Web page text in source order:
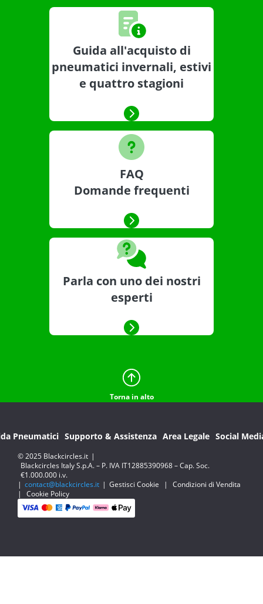
Guida all'acquisto di
pneumatici invernali, estivi
e quattro stagioni
FAQ
Domande frequenti
Parla con uno dei nostri
esperti
Torna in alto
Pneumatici Supporto & Assistenza Area Legale Social
© 2025 Blackcircles.it |
Blackcircles Italy S.p.A. – P. IVA IT12885390968 – Cap. Soc.
€1.000.000 i.v.
| contact@blackcircles.it | Gestisci Cookie |
Condizioni di Vendita
|
Cookie Policy